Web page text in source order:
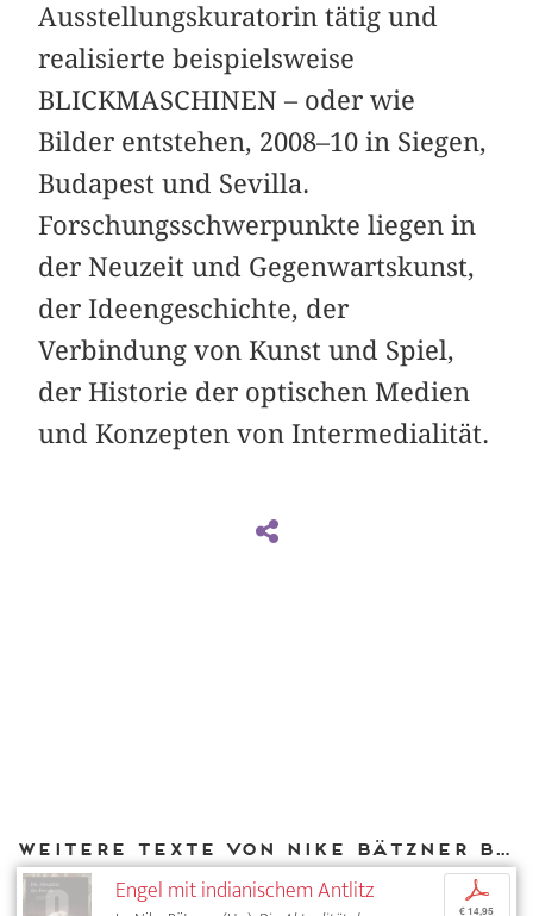
Ausstellungskuratorin tätig und
realisierte beispielsweise
BLICKMASCHINEN – oder wie
Bilder entstehen, 2008–10 in Siegen,
Budapest und Sevilla.
Forschungsschwerpunkte liegen in
der Neuzeit und Gegenwartskunst,
der Ideengeschichte, der
Verbindung von Kunst und Spiel,
der Historie der optischen Medien
und Konzepten von Intermedialität.
Weitere Texte von Nike Bätzner bei DIAPHANES
Engel mit indianischem Antlitz p
€ 14,95